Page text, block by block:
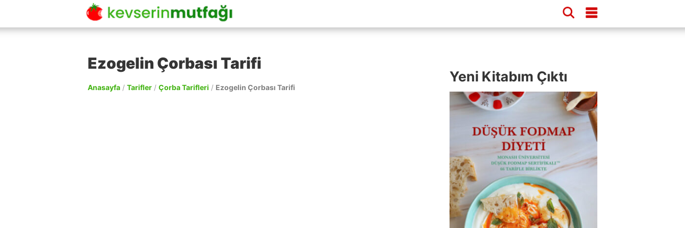
Ezogelin Çorbası Tarifi
Anasayfa / Tarifler / Çorba Tarifleri / Ezogelin Çorbası Tarifi
Yeni Kitabım Çıktı